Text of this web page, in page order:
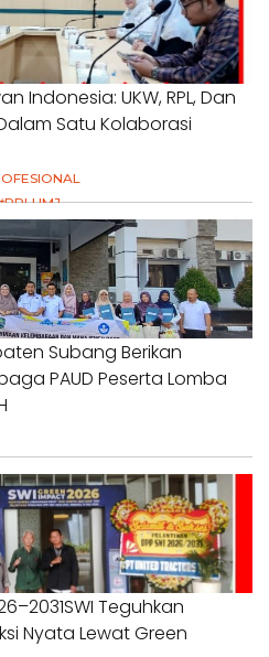
Indonesia: UKW, RPL, Dan
Satu Kolaborasi
#SWIJABAR
Subang Berikan
PAUD Peserta Lomba
Teguhkan
Nyata Lewat Green